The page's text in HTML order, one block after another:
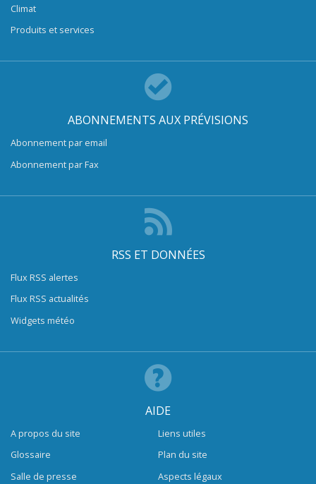
Climat
Produits et services
ABONNEMENTS AUX PRÉVISIONS
Abonnement par email
Abonnement par Fax
RSS ET DONNÉES
Flux RSS alertes
Flux RSS actualités
Widgets météo
AIDE
A propos du site
Glossaire
Salle de presse
Liens utiles
Plan du site
Aspects légaux